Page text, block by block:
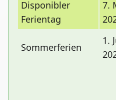
Disponibler
Ferientag
7.
Sommerferien
1.